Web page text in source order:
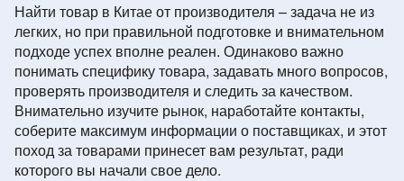
Найти товар в Китае от производителя – задача не из
легких, но при правильной подготовке и внимательном
подходе успех вполне реален. Одинаково важно
понимать специфику товара, задавать много вопросов,
проверять производителя и следить за качеством.
Внимательно изучите рынок, наработайте контакты,
соберите максимум информации о поставщиках, и этот
поход за товарами принесет вам результат, ради
которого вы начали свое дело.